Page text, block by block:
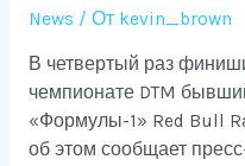
News / От kevin_brown
В четвертый раз
чемпионате DTM
«Формулы-1» Red Bull
об этом сообщает